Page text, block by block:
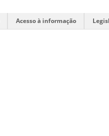
Acesso à informação